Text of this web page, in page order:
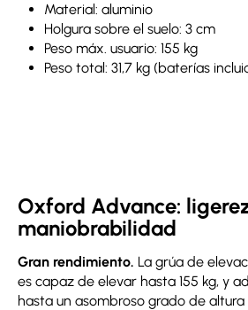
Material: aluminio
Holgura sobre el suelo: 3 cm
Peso máx. usuario: 155 kg
Peso total: 31,7 kg (baterías
Oxford Advance:
maniobrabilidad
Gran rendimiento. La grúa de
es capaz de elevar hasta 155 kg, y
hasta un asombroso grado de